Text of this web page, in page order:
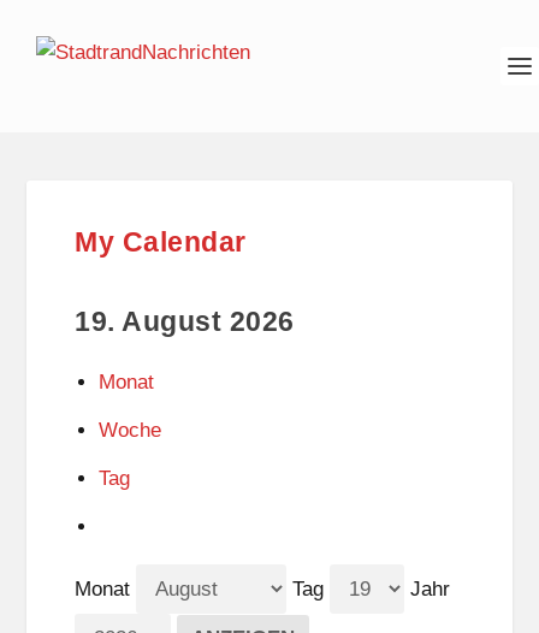
My Calendar
19. August 2026
Monat
Woche
Tag
Monat Tag Jahr